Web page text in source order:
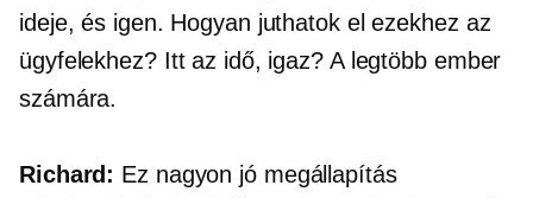
ideje, és igen. Hogyan juthatok el ezekhez az
ügyfelekhez? Itt az idő, igaz? A legtöbb ember
számára.
Richard: Ez nagyon jó megállapítás